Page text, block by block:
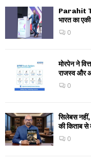
Parahit
भारत का
0
मोरपेन ने
राजस्व और
0
सिलेबस नहीं,
की किताब से
0